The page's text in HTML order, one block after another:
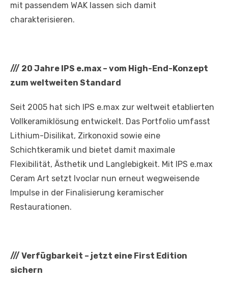
mit passendem WAK lassen sich damit
charakterisieren.
/// 20 Jahre IPS e.max – vom High-End-Konzept
zum weltweiten Standard
Seit 2005 hat sich IPS e.max zur weltweit etablierten
Vollkeramiklösung entwickelt. Das Portfolio umfasst
Lithium-Disilikat, Zirkonoxid sowie eine
Schichtkeramik und bietet damit maximale
Flexibilität, Ästhetik und Langlebigkeit. Mit IPS e.max
Ceram Art setzt Ivoclar nun erneut wegweisende
Impulse in der Finalisierung keramischer
Restaurationen.
/// Verfügbarkeit – jetzt eine First Edition
sichern